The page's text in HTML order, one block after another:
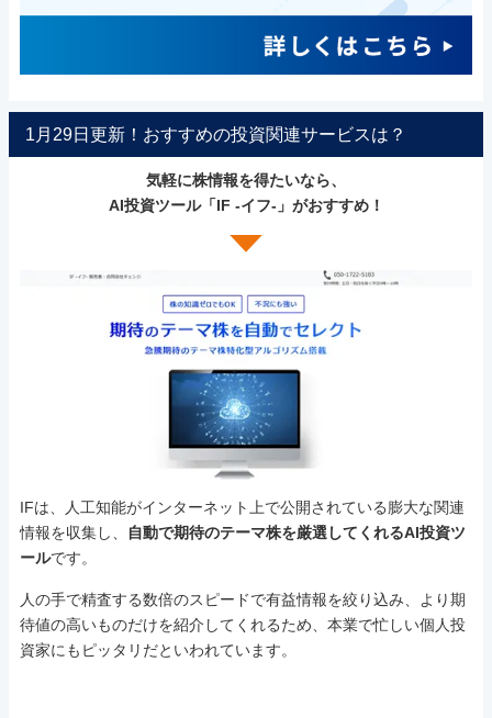
1月29日更新！おすすめの投資関連サービスは？
気軽に株情報を得たいなら、
AI投資ツール「IF -イフ-」がおすすめ！
IFは、人工知能がインターネット上で公開されている膨大な関連
情報を収集し、
自動で期待のテーマ株を厳選してくれるAI投資ツ
ールです。
人の手で精査する数倍のスピードで有益情報を絞り込み、より期
待値の高いものだけを紹介してくれるため、本業で忙しい個人投
資家にもピッタリだといわれています。